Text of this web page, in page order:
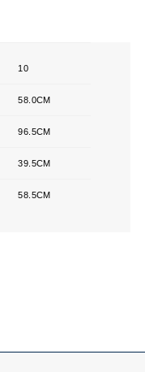
10
58.0CM
96.5CM
39.5CM
58.5CM